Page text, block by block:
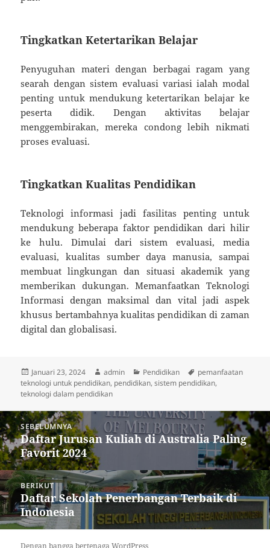
Tingkatkan Ketertarikan Belajar
Penyuguhan materi dengan berbagai ragam yang
searah dengan sistem evaluasi variasi ialah modal
penting untuk mendukung ketertarikan belajar ke
peserta didik. Dengan aktivitas belajar
menggembirakan, mereka condong lebih nikmati
proses evaluasi.
Tingkatkan Kualitas Pendidikan
Teknologi informasi jadi fasilitas penting untuk
mendukung beberapa faktor pendidikan dari hilir
ke hulu. Dimulai dari sistem evaluasi, media
evaluasi, kualitas sumber daya manusia, sampai
membuat lingkungan dan situasi akademik yang
memberikan dukungan. Memanfaatkan Teknologi
Informasi dengan maksimal dan vital jadi aspek
khusus bertambahnya kualitas pendidikan di zaman
digital dan globalisasi.
Diposkan
pada
Januari 23, 2024 Penulis
admin Kategori
Pendidikan Tag
pemanfaatan
teknologi untuk pendidikan, pendidikan,sistem pendidikan,
teknologi dalam pendidikan
Navigasi
pos SEBELUMNYA
Pos
sebelumnya:
Daftar Jurusan Kuliah di Australia Paling
Favorit 2024
BERIKUT
Pos
berikutnya:
Daftar Sekolah Penerbangan Terbaik di
Indonesia
Dengan bangga bertenaga WordPress